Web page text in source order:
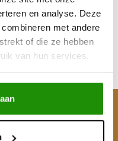
en analyse. Deze
met andere
of die ze hebben
van hun services.
btw